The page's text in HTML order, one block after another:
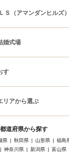
Ｓ（アマンダンヒルズ
婚式場
す
リアから選ぶ
道府県から探す
県 秋田県 山形県 福島
神奈川県 新潟県 富山県